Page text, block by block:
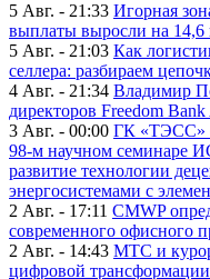
5 Авг. - 21:33 Игорная
выплаты выросли на 14,6
5 Авг. - 21:03 Как
селлера: разбираем
4 Авг. - 21:34 Владимир
директоров Freedom Bank
3 Авг. - 00:00 ГК «ТЭСС»
98-м научном семинаре
развитие технологии
энергосистемами с
2 Авг. - 17:11 CMWP
современного офисного
2 Авг. - 14:43 МТС и
цифровой